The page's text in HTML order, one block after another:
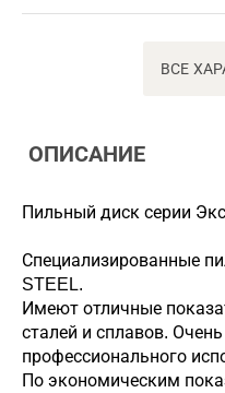
ВСЕ
ОПИСАНИЕ
Пильный диск серии
Специализированные
STEEL.
Имеют отличные
сталей и сплавов.
профессионального
По экономическим